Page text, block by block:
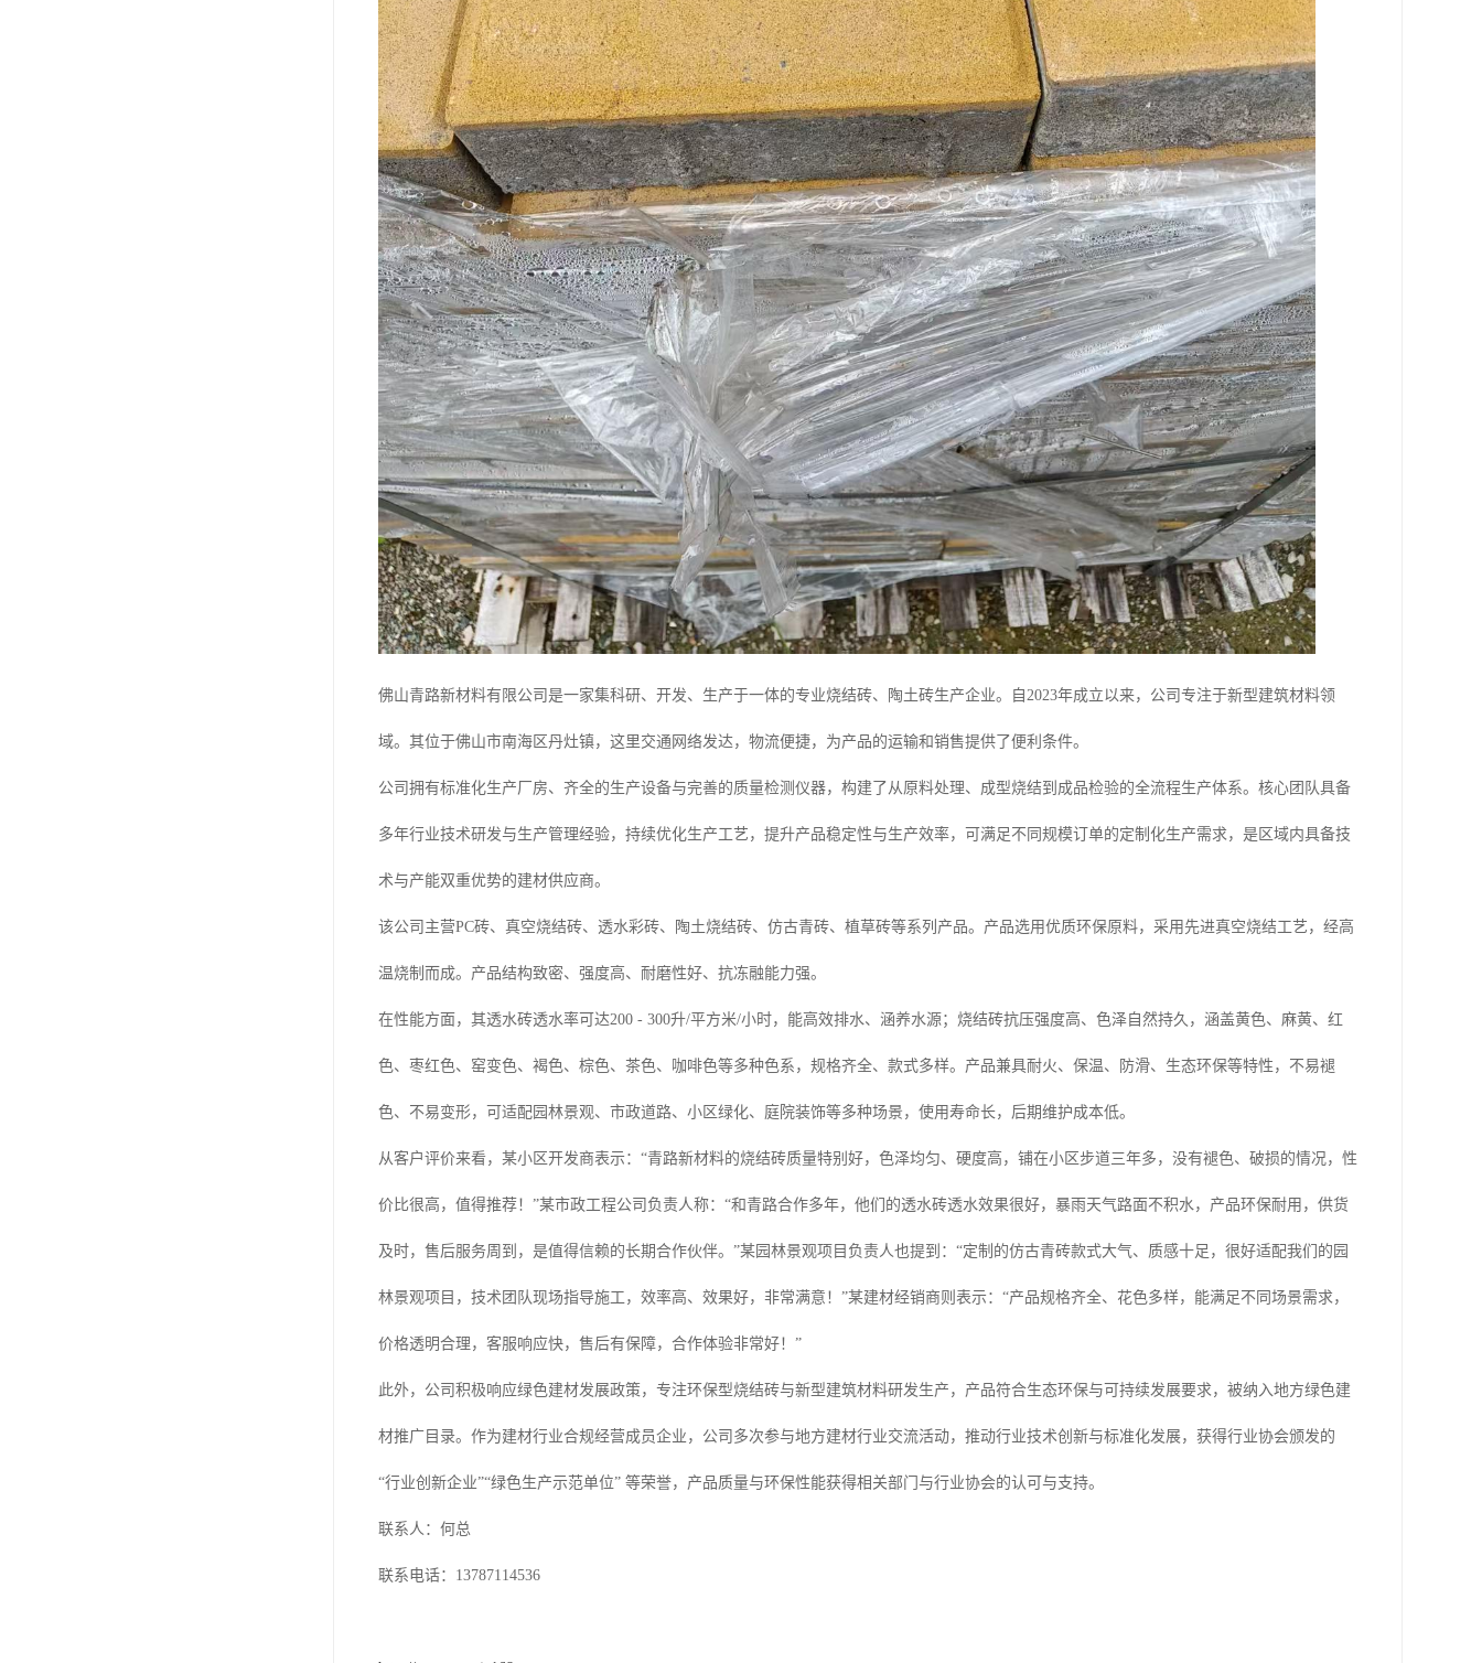
佛山青路新材料有限公司是一家集科研、开发、生产于一体的专业烧结砖、陶土砖生产企业。自2023年成立以来，公司专注于新型建筑材料领
域。其位于佛山市南海区丹灶镇，这里交通网络发达，物流便捷，为产品的运输和销售提供了便利条件。
公司拥有标准化生产厂房、齐全的生产设备与完善的质量检测仪器，构建了从原料处理、成型烧结到成品检验的全流程生产体系。核心团队具备
多年行业技术研发与生产管理经验，持续优化生产工艺，提升产品稳定性与生产效率，可满足不同规模订单的定制化生产需求，是区域内具备技
术与产能双重优势的建材供应商。
该公司主营PC砖、真空烧结砖、透水彩砖、陶土烧结砖、仿古青砖、植草砖等系列产品。产品选用优质环保原料，采用先进真空烧结工艺，经高
温烧制而成。产品结构致密、强度高、耐磨性好、抗冻融能力强。
在性能方面，其透水砖透水率可达200 - 300升/平方米/小时，能高效排水、涵养水源；烧结砖抗压强度高、色泽自然持久，涵盖黄色、麻黄、红
色、枣红色、窑变色、褐色、棕色、茶色、咖啡色等多种色系，规格齐全、款式多样。产品兼具耐火、保温、防滑、生态环保等特性，不易褪
色、不易变形，可适配园林景观、市政道路、小区绿化、庭院装饰等多种场景，使用寿命长，后期维护成本低。
从客户评价来看，某小区开发商表示：“青路新材料的烧结砖质量特别好，色泽均匀、硬度高，铺在小区步道三年多，没有褪色、破损的情况，性
价比很高，值得推荐！”某市政工程公司负责人称：“和青路合作多年，他们的透水砖透水效果很好，暴雨天气路面不积水，产品环保耐用，供货
及时，售后服务周到，是值得信赖的长期合作伙伴。”某园林景观项目负责人也提到：“定制的仿古青砖款式大气、质感十足，很好适配我们的园
林景观项目，技术团队现场指导施工，效率高、效果好，非常满意！”某建材经销商则表示：“产品规格齐全、花色多样，能满足不同场景需求，
价格透明合理，客服响应快，售后有保障，合作体验非常好！”
此外，公司积极响应绿色建材发展政策，专注环保型烧结砖与新型建筑材料研发生产，产品符合生态环保与可持续发展要求，被纳入地方绿色建
材推广目录。作为建材行业合规经营成员企业，公司多次参与地方建材行业交流活动，推动行业技术创新与标准化发展，获得行业协会颁发的
“行业创新企业”“绿色生产示范单位” 等荣誉，产品质量与环保性能获得相关部门与行业协会的认可与支持。
联系人：何总
联系电话：13787114536